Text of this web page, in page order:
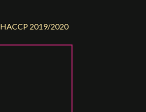
HACCP 2019/2020